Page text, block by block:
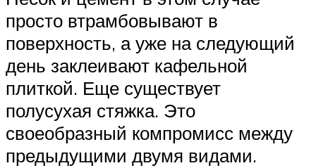
просто втрамбовывают в
поверхность, а уже на следующий
день заклеивают кафельной
плиткой. Еще существует
полусухая стяжка. Это
своеобразный компромисс между
предыдущими двумя видами.